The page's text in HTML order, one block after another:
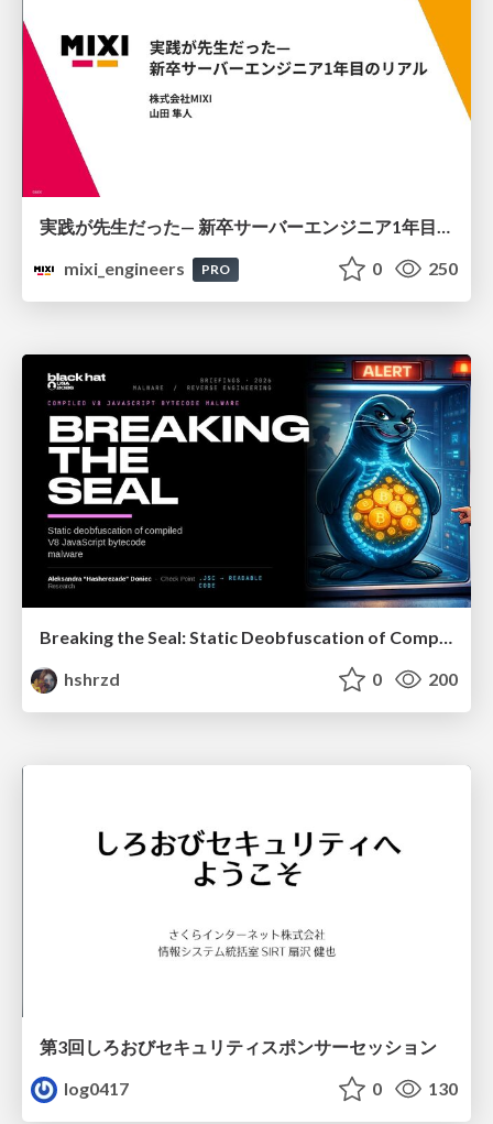
実践が先生だった— 新卒サーバーエンジニア1年目のリアル
mixi_engineers
PRO 0 250
hshrzd
0 200
第3回しろおびセキュリティスポンサーセッション
log0417
0 130